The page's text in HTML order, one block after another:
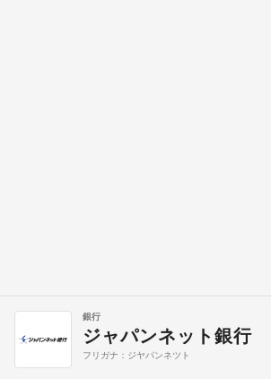
銀行
ジャパンネット銀行
フリガナ：ジヤパンネツト